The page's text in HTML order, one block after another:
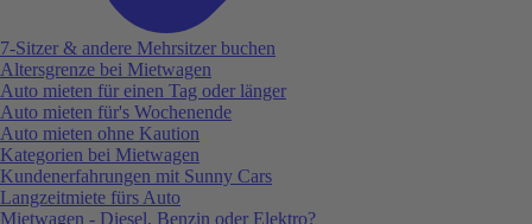
7-Sitzer & andere Mehrsitzer buchen
Altersgrenze bei Mietwagen
Auto mieten für einen Tag oder länger
Auto mieten für's Wochenende
Auto mieten ohne Kaution
Kategorien bei Mietwagen
Kundenerfahrungen mit Sunny Cars
Langzeitmiete fürs Auto
Mietwagen - Diesel, Benzin oder Elektro?